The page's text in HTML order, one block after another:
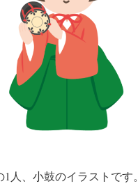
人、小鼓のイラストです。